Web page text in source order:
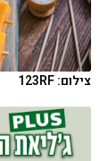
צילום: 123RF